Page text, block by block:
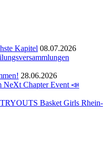
Kapitel 08.07.2026
28.06.2026
NeXt Chapter Event 📣
Basket Girls Rhein-